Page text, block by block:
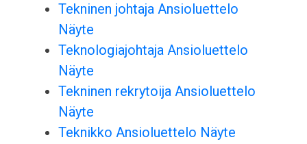
Tekninen johtaja Ansioluettelo
Näyte
Teknologiajohtaja Ansioluettelo
Näyte
Tekninen rekrytoija Ansioluettelo
Näyte
Teknikko Ansioluettelo Näyte